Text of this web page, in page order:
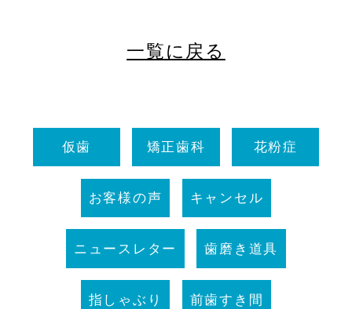
一覧に戻る
仮歯 矯正歯科 花粉症
お客様の声 キャンセル
ニュースレター 歯磨き道具
指しゃぶり 前歯すき間